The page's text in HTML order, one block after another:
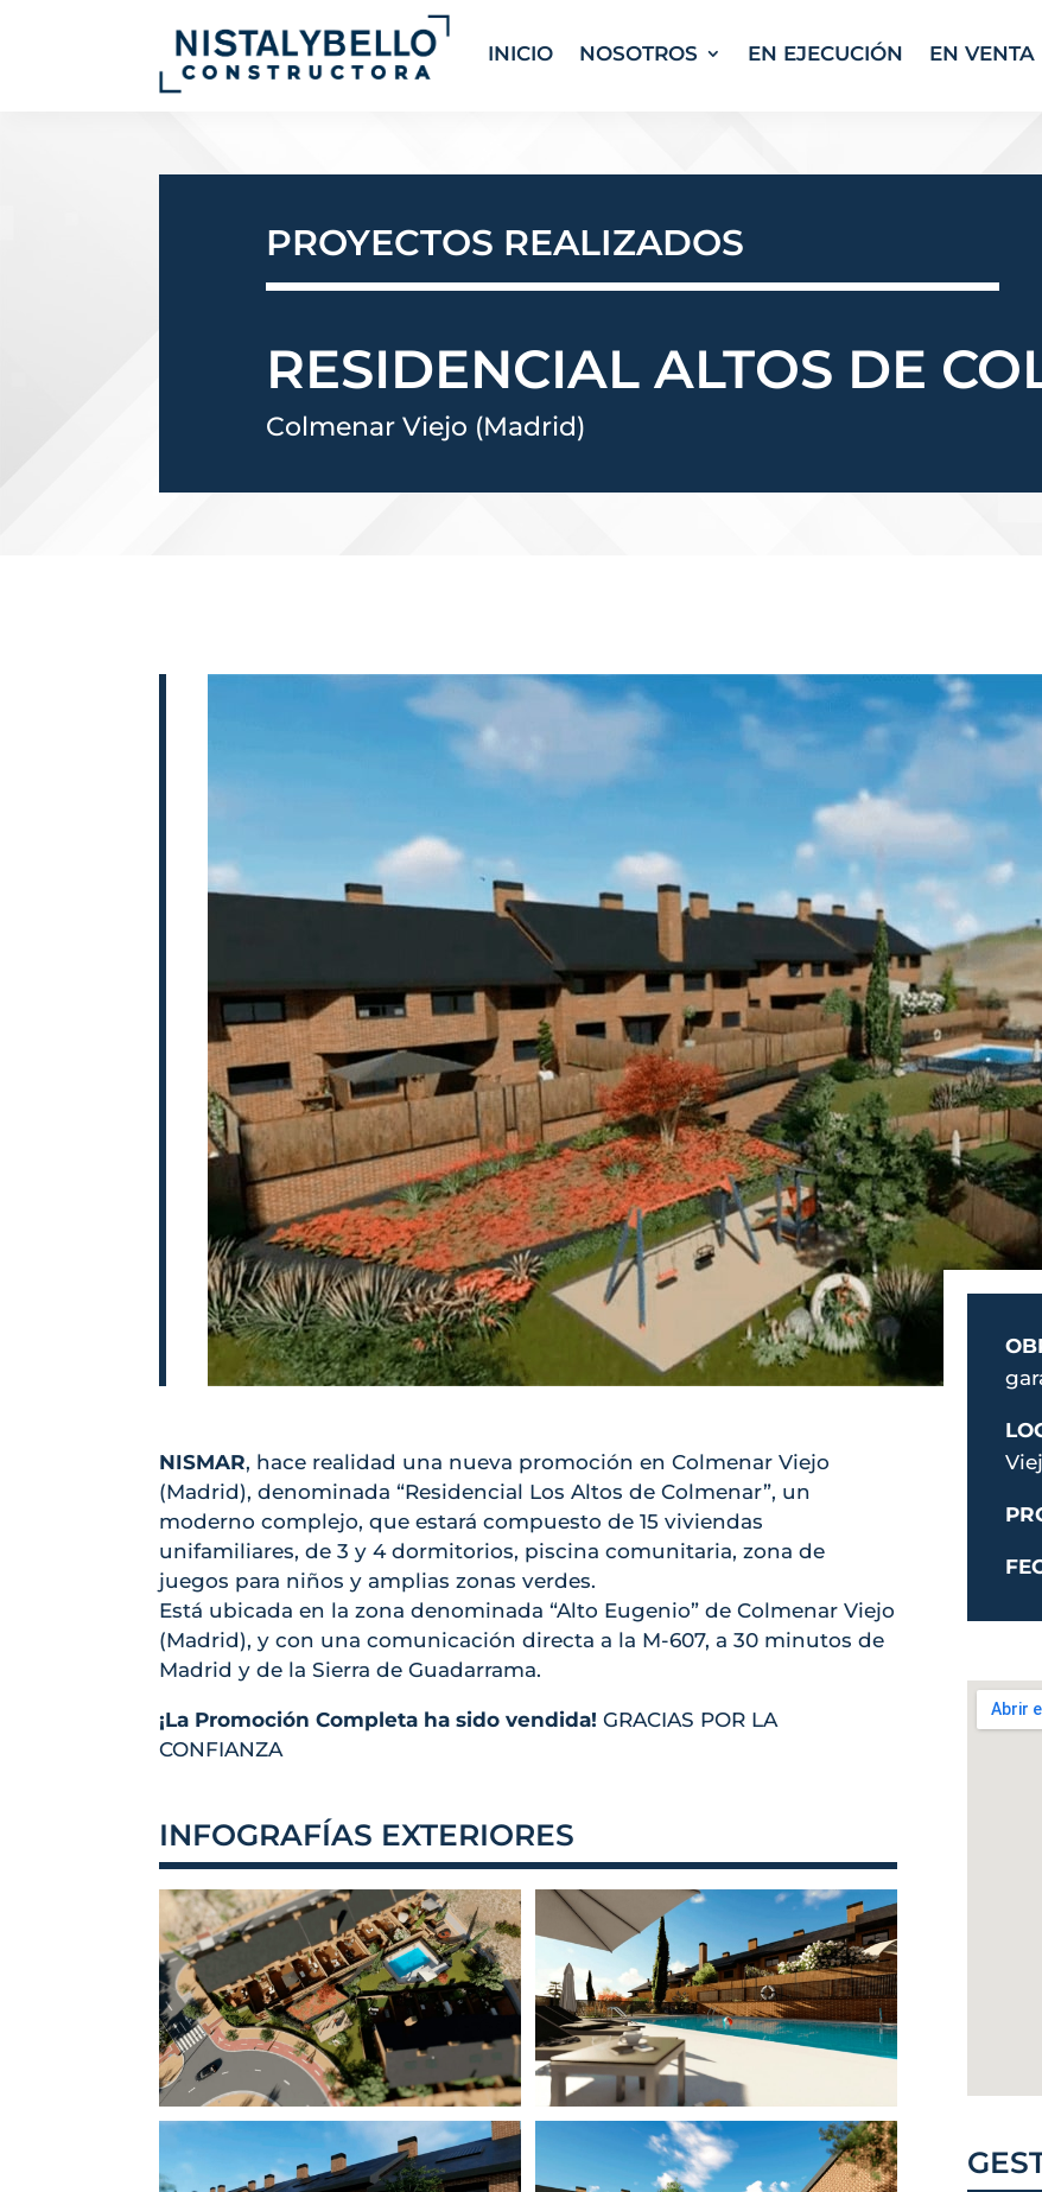
INICIO NOSOTROS EN EJECUCIÓN EN VENTA
PROYECTOS REALIZADOS
RESIDENCIAL ALTOS DE
Colmenar Viejo (Madrid)
NISMAR, hace realidad una nueva promoción en Colmenar Viejo
(Madrid), denominada “Residencial Los Altos de Colmenar”, un
moderno complejo, que estará compuesto de 15 viviendas
unifamiliares, de 3 y 4 dormitorios, piscina comunitaria, zona de
juegos para niños y amplias zonas verdes.
Está ubicada en la zona denominada “Alto Eugenio” de Colmenar Viejo
(Madrid), y con una comunicación directa a la M-607, a 30 minutos de
Madrid y de la Sierra de Guadarrama.
¡La Promoción Completa ha sido vendida! GRACIAS POR LA
CONFIANZA
INFOGRAFÍAS EXTERIORES